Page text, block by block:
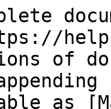
of
as